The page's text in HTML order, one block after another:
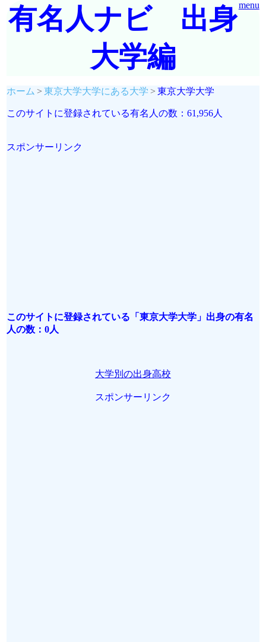
menu
有名人ナビ 出身
大学編
ホーム 東京大学大学にある大学 東京大学大学
このサイトに登録されている有名人の数：61,956人
スポンサーリンク
このサイトに登録されている「東京大学大学」出身の有名
人の数：0人
大学別の出身高校
スポンサーリンク